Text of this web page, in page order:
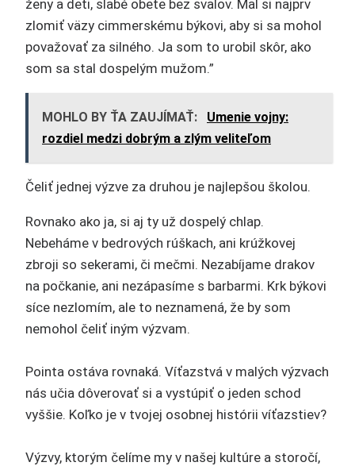
ženy a deti, slabé obete bez svalov. Mal si najprv
zlomiť väzy cimmerskému býkovi, aby si sa mohol
považovať za silného. Ja som to urobil skôr, ako
som sa stal dospelým mužom.”
MOHLO BY ŤA ZAUJÍMAŤ:
Umenie vojny:
rozdiel medzi dobrým a zlým veliteľom
Čeliť jednej výzve za druhou je najlepšou školou.
Rovnako ako ja, si aj ty už dospelý chlap.
Nebeháme v bedrových rúškach, ani krúžkovej
zbroji so sekerami, či mečmi. Nezabíjame drakov
na počkanie, ani nezápasíme s barbarmi. Krk býkovi
síce nezlomím, ale to neznamená, že by som
nemohol čeliť iným výzvam.
Pointa ostáva rovnaká. Víťazstvá v malých výzvach
nás učia dôverovať si a vystúpiť o jeden schod
vyššie. Koľko je v tvojej osobnej histórii víťazstiev?
Výzvy, ktorým čelíme my v našej kultúre a storočí,